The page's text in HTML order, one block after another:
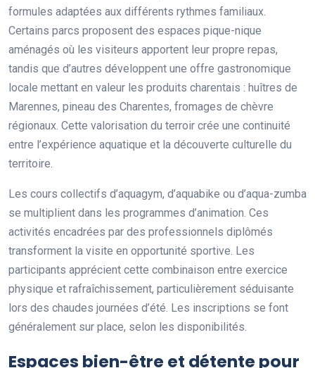
formules adaptées aux différents rythmes familiaux.
Certains parcs proposent des espaces pique-nique
aménagés où les visiteurs apportent leur propre repas,
tandis que d’autres développent une offre gastronomique
locale mettant en valeur les produits charentais : huîtres de
Marennes, pineau des Charentes, fromages de chèvre
régionaux. Cette valorisation du terroir crée une continuité
entre l’expérience aquatique et la découverte culturelle du
territoire.
Les cours collectifs d’aquagym, d’aquabike ou d’aqua-zumba
se multiplient dans les programmes d’animation. Ces
activités encadrées par des professionnels diplômés
transforment la visite en opportunité sportive. Les
participants apprécient cette combinaison entre exercice
physique et rafraîchissement, particulièrement séduisante
lors des chaudes journées d’été. Les inscriptions se font
généralement sur place, selon les disponibilités.
Espaces bien-être et détente pour